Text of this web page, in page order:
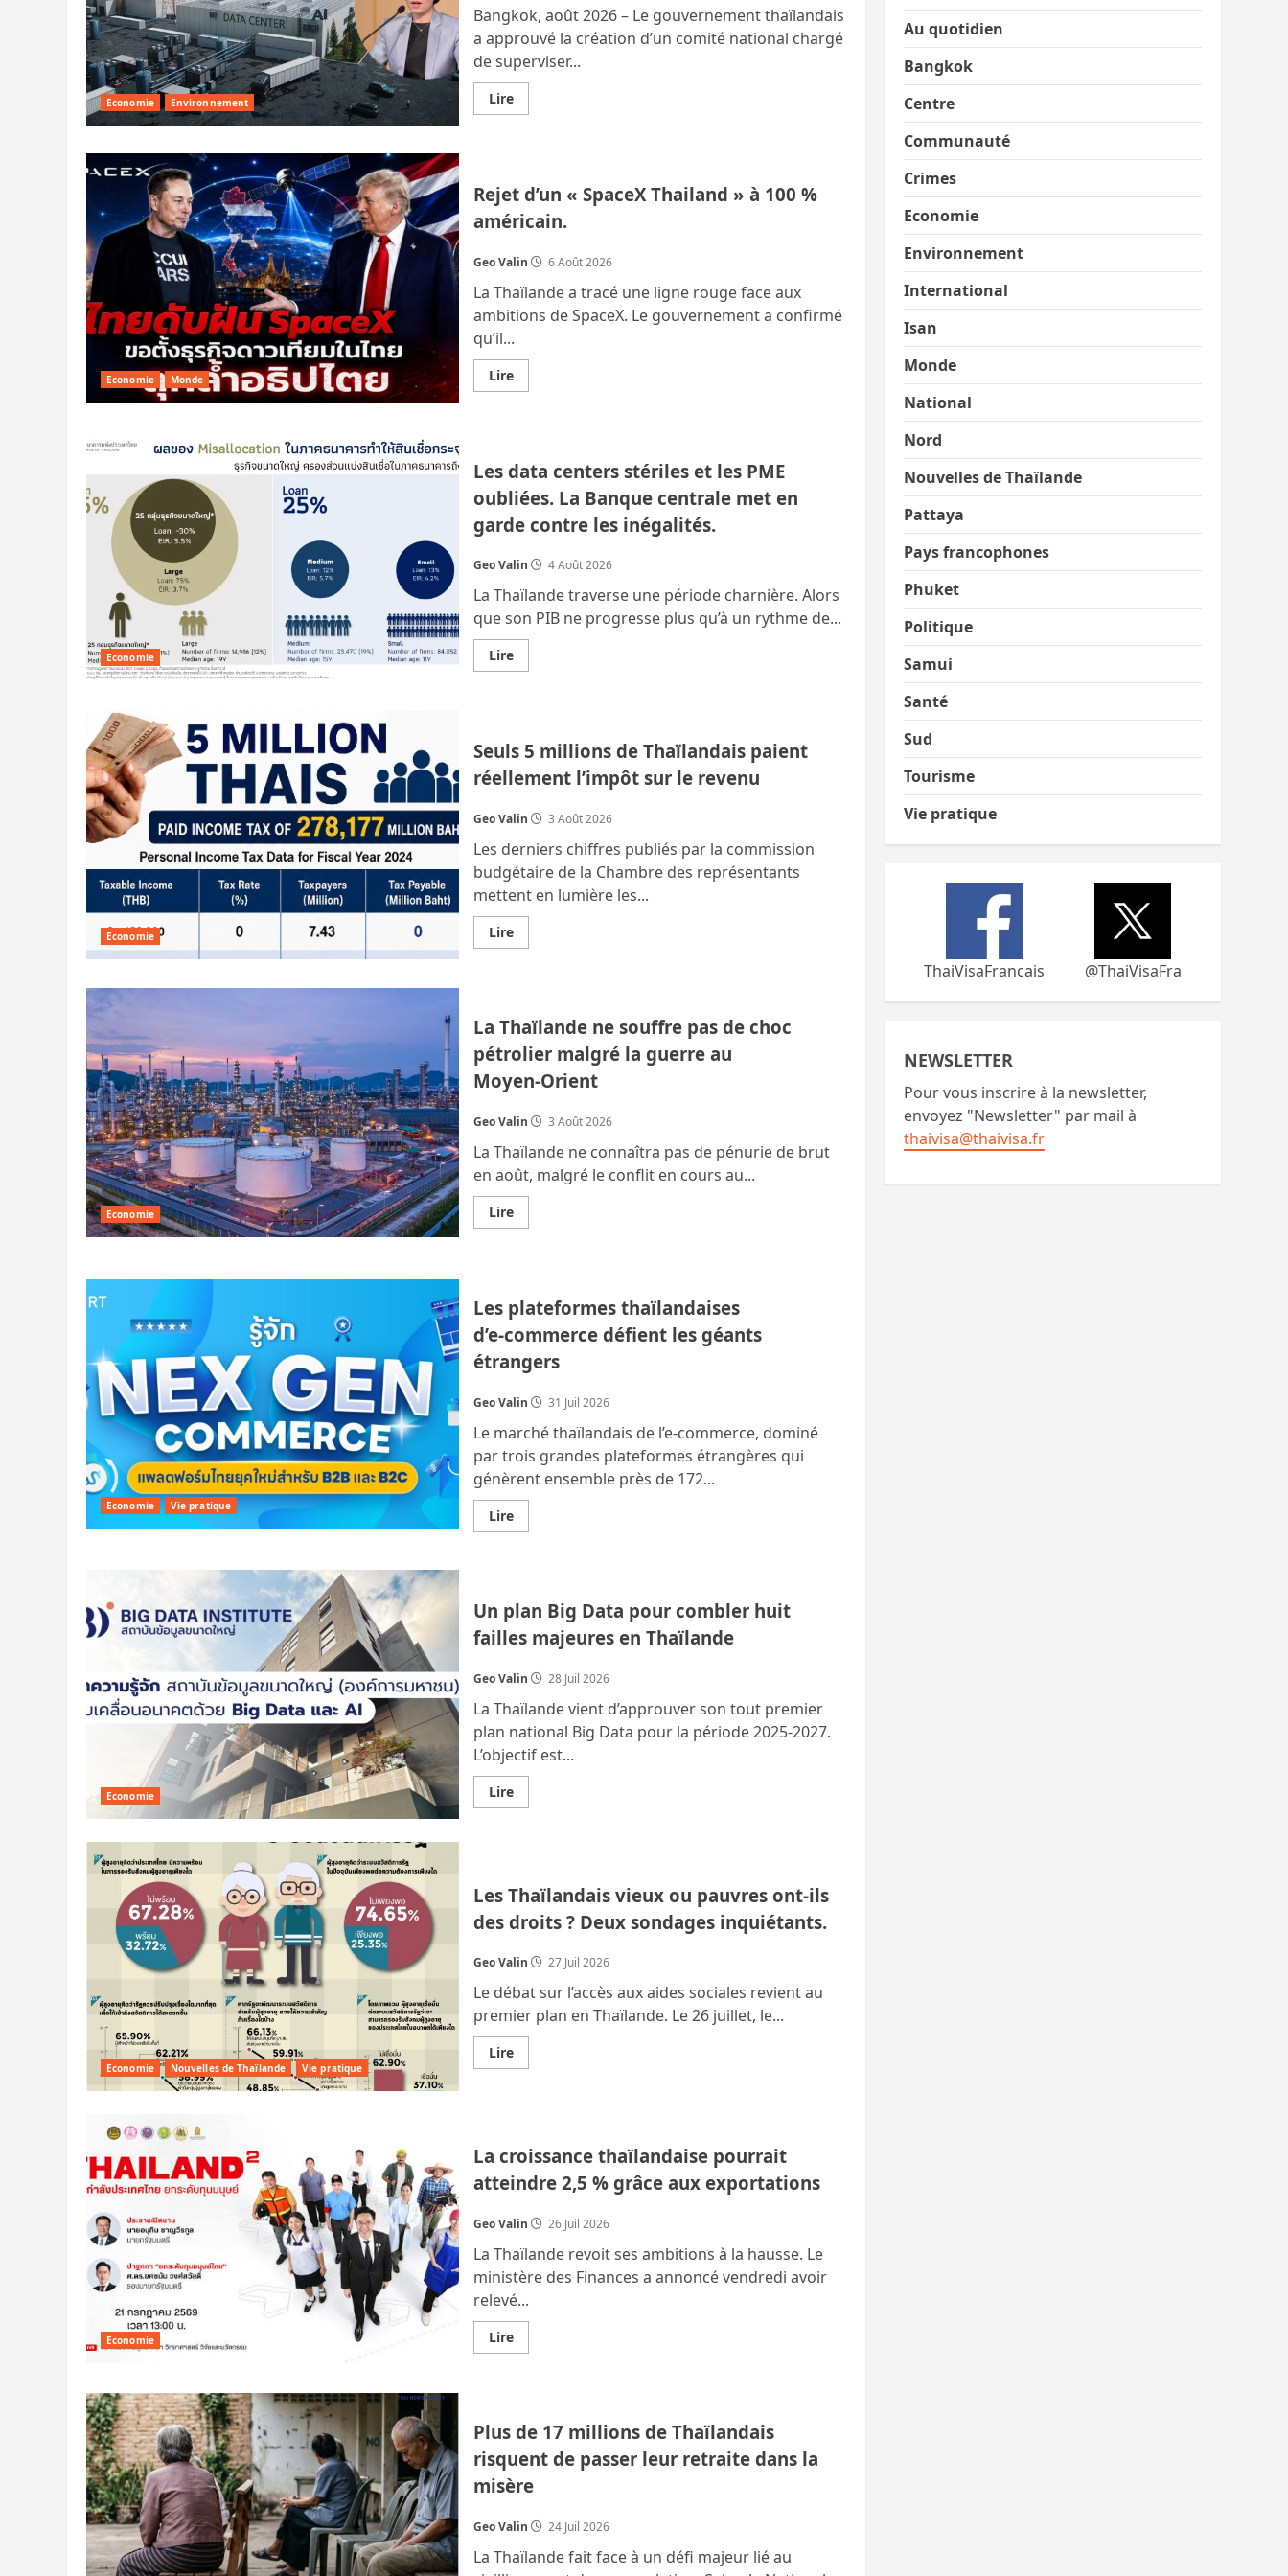
Economie Environnement
Bangkok, août 2026 – Le gouvernement thaïlandais
a approuvé la création d’un comité national chargé
de superviser...
LireEn
savoir
crée
une
institution
pour
les
data
centers
Economie Monde
Rejet d’un « SpaceX Thailand » à 100 %
américain.
Geo Valin 6 Août 2026
La Thaïlande a tracé une ligne rouge face aux
ambitions de SpaceX. Le gouvernement a confirmé
qu’il...
LireEn
savoir
Thailand »
à
100
%
américain.
Economie
Les data centers stériles et les PME
oubliées. La Banque centrale met en
garde contre les inégalités.
Geo Valin 4 Août 2026
La Thaïlande traverse une période charnière. Alors
que son PIB ne progresse plus qu’à un rythme de...
LireEn
savoir
stériles
et
les
PME
La
Banque
centrale
met
en
garde
contre
inégalités.
Economie
Seuls 5 millions de Thaïlandais paient
réellement l’impôt sur le revenu
Geo Valin 3 Août 2026
Les derniers chiffres publiés par la commission
budgétaire de la Chambre des représentants
mettent en lumière les...
LireEn
savoir
de
Thaïlandais
paient
réellement
l’impôt
sur
revenu
Economie
La Thaïlande ne souffre pas de choc
pétrolier malgré la guerre au
Moyen‑Orient
Geo Valin 3 Août 2026
La Thaïlande ne connaîtra pas de pénurie de brut
en août, malgré le conflit en cours au...
LireEn
savoir
souffre
pas
de
choc
pétrolier
malgré
guerre
au
Moyen‑Orient
Economie Vie pratique
Les plateformes thaïlandaises
d’e‑commerce défient les géants
étrangers
Geo Valin 31 Juil 2026
Le marché thaïlandais de l’e‑commerce, dominé
par trois grandes plateformes étrangères qui
génèrent ensemble près de 172...
LireEn
savoir
d’e‑commerce
défient
les
géants
Economie
Un plan Big Data pour combler huit
failles majeures en Thaïlande
Geo Valin 28 Juil 2026
La Thaïlande vient d’approuver son tout premier
plan national Big Data pour la période 2025‑2027.
L’objectif est...
LireEn
savoir
Data
pour
combler
huit
majeures
en
Economie Nouvelles de Thaïlande Vie pratique
Les Thaïlandais vieux ou pauvres ont-ils
des droits ? Deux sondages inquiétants.
Geo Valin 27 Juil 2026
Le débat sur l’accès aux aides sociales revient au
premier plan en Thaïlande. Le 26 juillet, le...
LireEn
savoir
ou
pauvres
ont-
ils
?
sondages
inquiétants.
Economie
La croissance thaïlandaise pourrait
atteindre 2,5 % grâce aux exportations
Geo Valin 26 Juil 2026
La Thaïlande revoit ses ambitions à la hausse. Le
ministère des Finances a annoncé vendredi avoir
relevé...
LireEn
savoir
pourrait
atteindre
2,5
%
grâce
aux
Plus de 17 millions de Thaïlandais
risquent de passer leur retraite dans la
misère
Geo Valin 24 Juil 2026
La Thaïlande fait face à un défi majeur lié au
Au quotidien
Bangkok
Centre
Communauté
Crimes
Economie
Environnement
International
Isan
Monde
National
Nord
Nouvelles de Thaïlande
Pattaya
Pays francophones
Phuket
Politique
Samui
Santé
Sud
Tourisme
Vie pratique
ThaiVisaFrancais @ThaiVisaFra
NEWSLETTER
Pour vous inscrire à la newsletter,
envoyez "Newsletter" par mail à
thaivisa@thaivisa.fr